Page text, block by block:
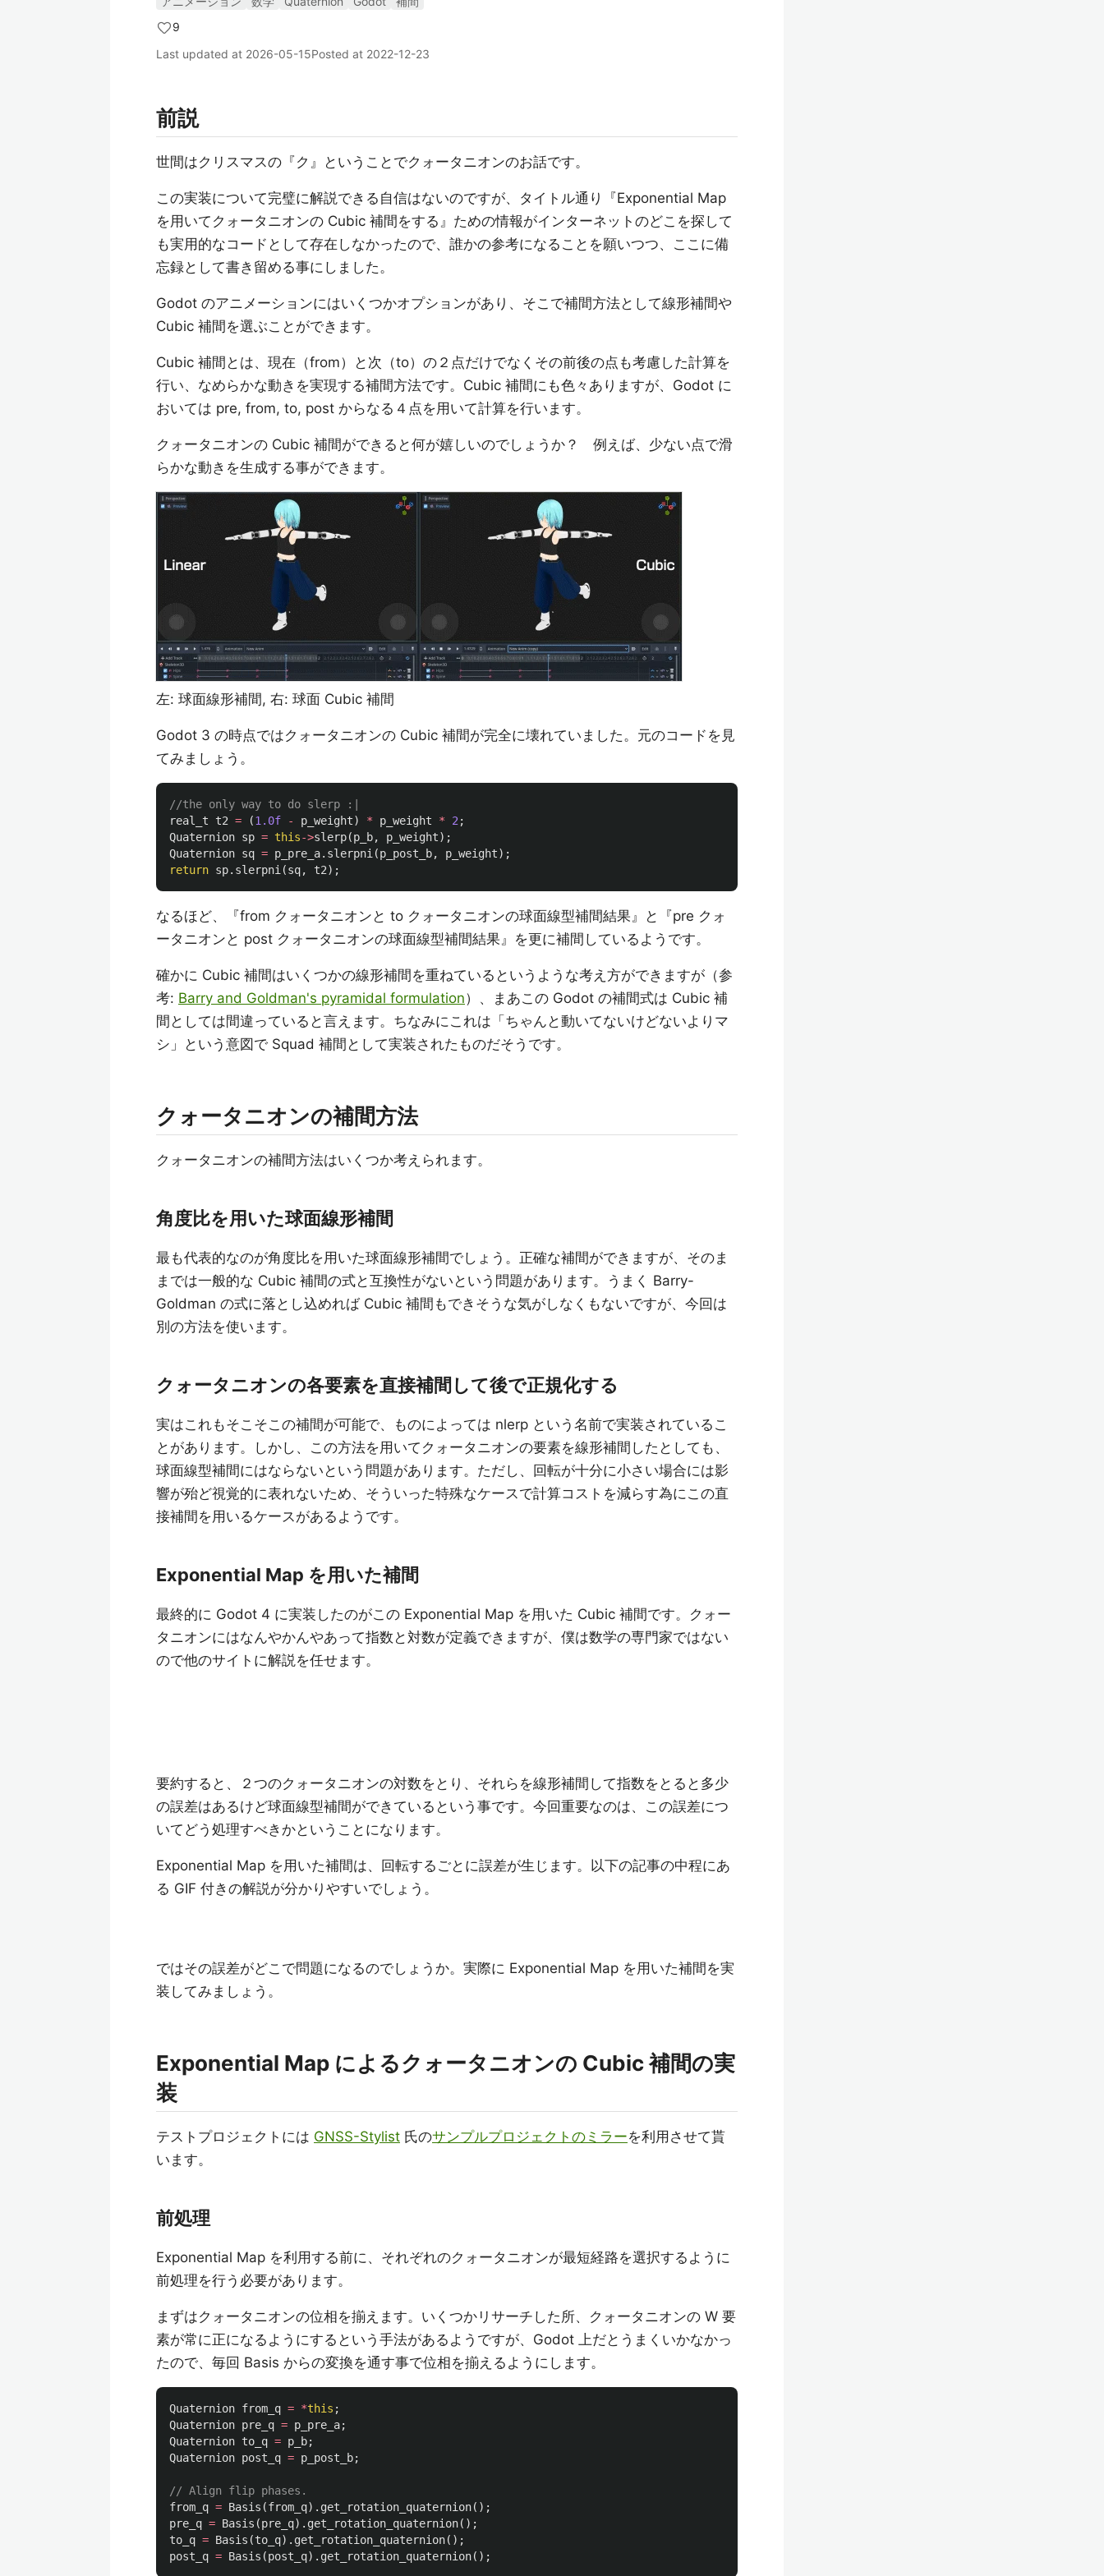
9
Last updated at 2026-05-15Posted at 2022-12-23
前説
世間はクリスマスの『ク』ということでクォータニオンのお話です。
この実装について完璧に解説できる自信はないのですが、タイトル通り『Exponential Map
を用いてクォータニオンの Cubic 補間をする』ための情報がインターネットのどこを探して
も実用的なコードとして存在しなかったので、誰かの参考になることを願いつつ、ここに備
忘録として書き留める事にしました。
Godot のアニメーションにはいくつかオプションがあり、そこで補間方法として線形補間や
Cubic 補間を選ぶことができます。
Cubic 補間とは、現在（from）と次（to）の２点だけでなくその前後の点も考慮した計算を
行い、なめらかな動きを実現する補間方法です。Cubic 補間にも色々ありますが、Godot に
おいては pre, from, to, post からなる４点を用いて計算を行います。
クォータニオンの Cubic 補間ができると何が嬉しいのでしょうか？ 例えば、少ない点で滑
らかな動きを生成する事ができます。
左: 球面線形補間, 右: 球面 Cubic 補間
Godot 3 の時点ではクォータニオンの Cubic 補間が完全に壊れていました。元のコードを見
てみましょう。
//the only way to do slerp :|
real_t
t2 = (1.0f - p_weight) * p_weight * 2 ;
Quaternion sp = this->slerp(p_b, p_weight);
Quaternion sq = p_pre_a. slerpni (p_post_b, p_weight);
return sp. slerpni (sq, t2);
なるほど、『from クォータニオンと to クォータニオンの球面線型補間結果』と『pre クォ
ータニオンと post クォータニオンの球面線型補間結果』を更に補間しているようです。
確かに Cubic 補間はいくつかの線形補間を重ねているというような考え方ができますが（参
考: Barry and Goldman's pyramidal formulation）、まあこの Godot の補間式は Cubic 補
間としては間違っていると言えます。ちなみにこれは「ちゃんと動いてないけどないよりマ
シ」という意図で Squad 補間として実装されたものだそうです。
クォータニオンの補間方法
クォータニオンの補間方法はいくつか考えられます。
角度比を用いた球面線形補間
最も代表的なのが角度比を用いた球面線形補間でしょう。正確な補間ができますが、そのま
までは一般的な Cubic 補間の式と互換性がないという問題があります。うまく Barry-
Goldman の式に落とし込めれば Cubic 補間もできそうな気がしなくもないですが、今回は
別の方法を使います。
クォータニオンの各要素を直接補間して後で正規化する
実はこれもそこそこの補間が可能で、ものによっては nlerp という名前で実装されているこ
とがあります。しかし、この方法を用いてクォータニオンの要素を線形補間したとしても、
球面線型補間にはならないという問題があります。ただし、回転が十分に小さい場合には影
響が殆ど視覚的に表れないため、そういった特殊なケースで計算コストを減らす為にこの直
接補間を用いるケースがあるようです。
Exponential Map を用いた補間
最終的に Godot 4 に実装したのがこの Exponential Map を用いた Cubic 補間です。クォー
タニオンにはなんやかんやあって指数と対数が定義できますが、僕は数学の専門家ではない
ので他のサイトに解説を任せます。
要約すると、２つのクォータニオンの対数をとり、それらを線形補間して指数をとると多少
の誤差はあるけど球面線型補間ができているという事です。今回重要なのは、この誤差につ
いてどう処理すべきかということになります。
Exponential Map を用いた補間は、回転するごとに誤差が生じます。以下の記事の中程にあ
る GIF 付きの解説が分かりやすいでしょう。
ではその誤差がどこで問題になるのでしょうか。実際に Exponential Map を用いた補間を実
装してみましょう。
Exponential Map によるクォータニオンの Cubic 補間の実
装
テストプロジェクトには GNSS-Stylist 氏のサンプルプロジェクトのミラーを利用させて貰
います。
前処理
Exponential Map を利用する前に、それぞれのクォータニオンが最短経路を選択するように
前処理を行う必要があります。
まずはクォータニオンの位相を揃えます。いくつかリサーチした所、クォータニオンの W 要
素が常に正になるようにするという手法があるようですが、Godot 上だとうまくいかなかっ
たので、毎回 Basis からの変換を通す事で位相を揃えるようにします。
Quaternion from_q = *this ;
Quaternion pre_q = p_pre_a;
Quaternion to_q = p_b;
Quaternion post_q = p_post_b;
// Align flip phases.
from_q = Basis (from_q). get_rotation_quaternion();
pre_q = Basis (pre_q). get_rotation_quaternion();
to_q = Basis (to_q). get_rotation_quaternion();
post_q = Basis (post_q). get_rotation_quaternion();